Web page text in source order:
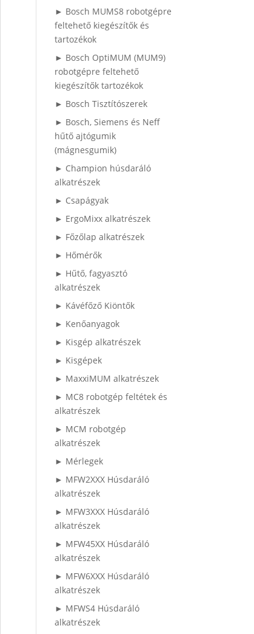
► Bosch MUMS8 robotgépre
feltehető kiegészítők és
tartozékok
► Bosch OptiMUM (MUM9)
robotgépre feltehető
kiegészítők tartozékok
► Bosch Tisztítószerek
► Bosch, Siemens és Neff
hűtő ajtógumik
(mágnesgumik)
► Champion húsdaráló
alkatrészek
► Csapágyak
► ErgoMixx alkatrészek
► Főzőlap alkatrészek
► Hőmérők
► Hűtő, fagyasztó
alkatrészek
► Kávéfőző Kiöntők
► Kenőanyagok
► Kisgép alkatrészek
► Kisgépek
► MaxxiMUM alkatrészek
► MC8 robotgép feltétek és
alkatrészek
► MCM robotgép
alkatrészek
► Mérlegek
► MFW2XXX Húsdaráló
alkatrészek
► MFW3XXX Húsdaráló
alkatrészek
► MFW45XX Húsdaráló
alkatrészek
► MFW6XXX Húsdaráló
alkatrészek
► MFWS4 Húsdaráló
alkatrészek